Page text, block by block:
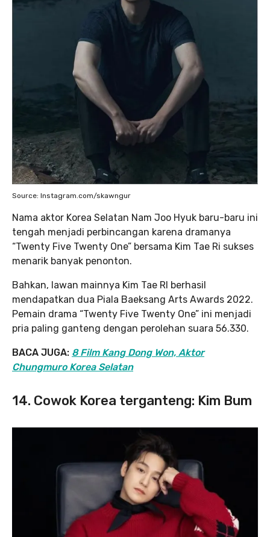
Source: Instagram.com/skawngur
Nama aktor Korea Selatan Nam Joo Hyuk baru-baru ini
tengah menjadi perbincangan karena dramanya
“Twenty Five Twenty One” bersama Kim Tae Ri sukses
menarik banyak penonton.
Bahkan, lawan mainnya Kim Tae RI berhasil
mendapatkan dua Piala Baeksang Arts Awards 2022.
Pemain drama “Twenty Five Twenty One” ini menjadi
pria paling ganteng dengan perolehan suara 56.330.
BACA JUGA: 8 Film Kang Dong Won, Aktor
Chungmuro Korea Selatan
14. Cowok Korea terganteng: Kim Bum